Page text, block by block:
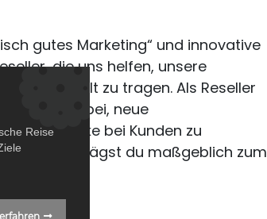
gutes Marketing“ und innovative
die uns helfen, unsere
in die Welt zu tragen. Als Reseller
uns dabei, neue
Marke bei Kunden zu
trägst du maßgeblich zum
Reise